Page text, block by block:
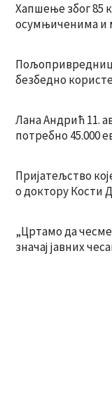
Хапшење због 85
осумњиченима и
безбедно
Лана Андрић 11.
потребно 45.000
Пријатељство
о доктору Кости
„Цртамо да
значај јавних